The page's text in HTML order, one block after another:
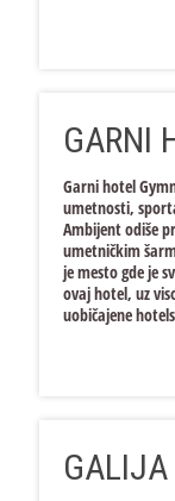
GARNI
Garni hotel
umetnosti,
Ambijent odiše
umetničkim
je mesto gde je
ovaj hotel, uz
uobičajene
GALIJA